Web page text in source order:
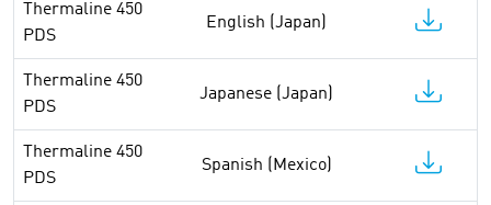
Thermaline 450
PDS
English (Japan)
Thermaline 450
PDS
Japanese (Japan)
Thermaline 450
PDS
Spanish (Mexico)